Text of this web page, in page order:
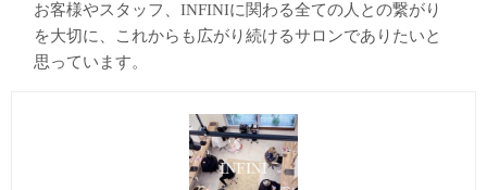
お客様やスタッフ、INFINIに関わる全ての人との繋がり
を大切に、これからも広がり続けるサロンでありたいと
思っています。